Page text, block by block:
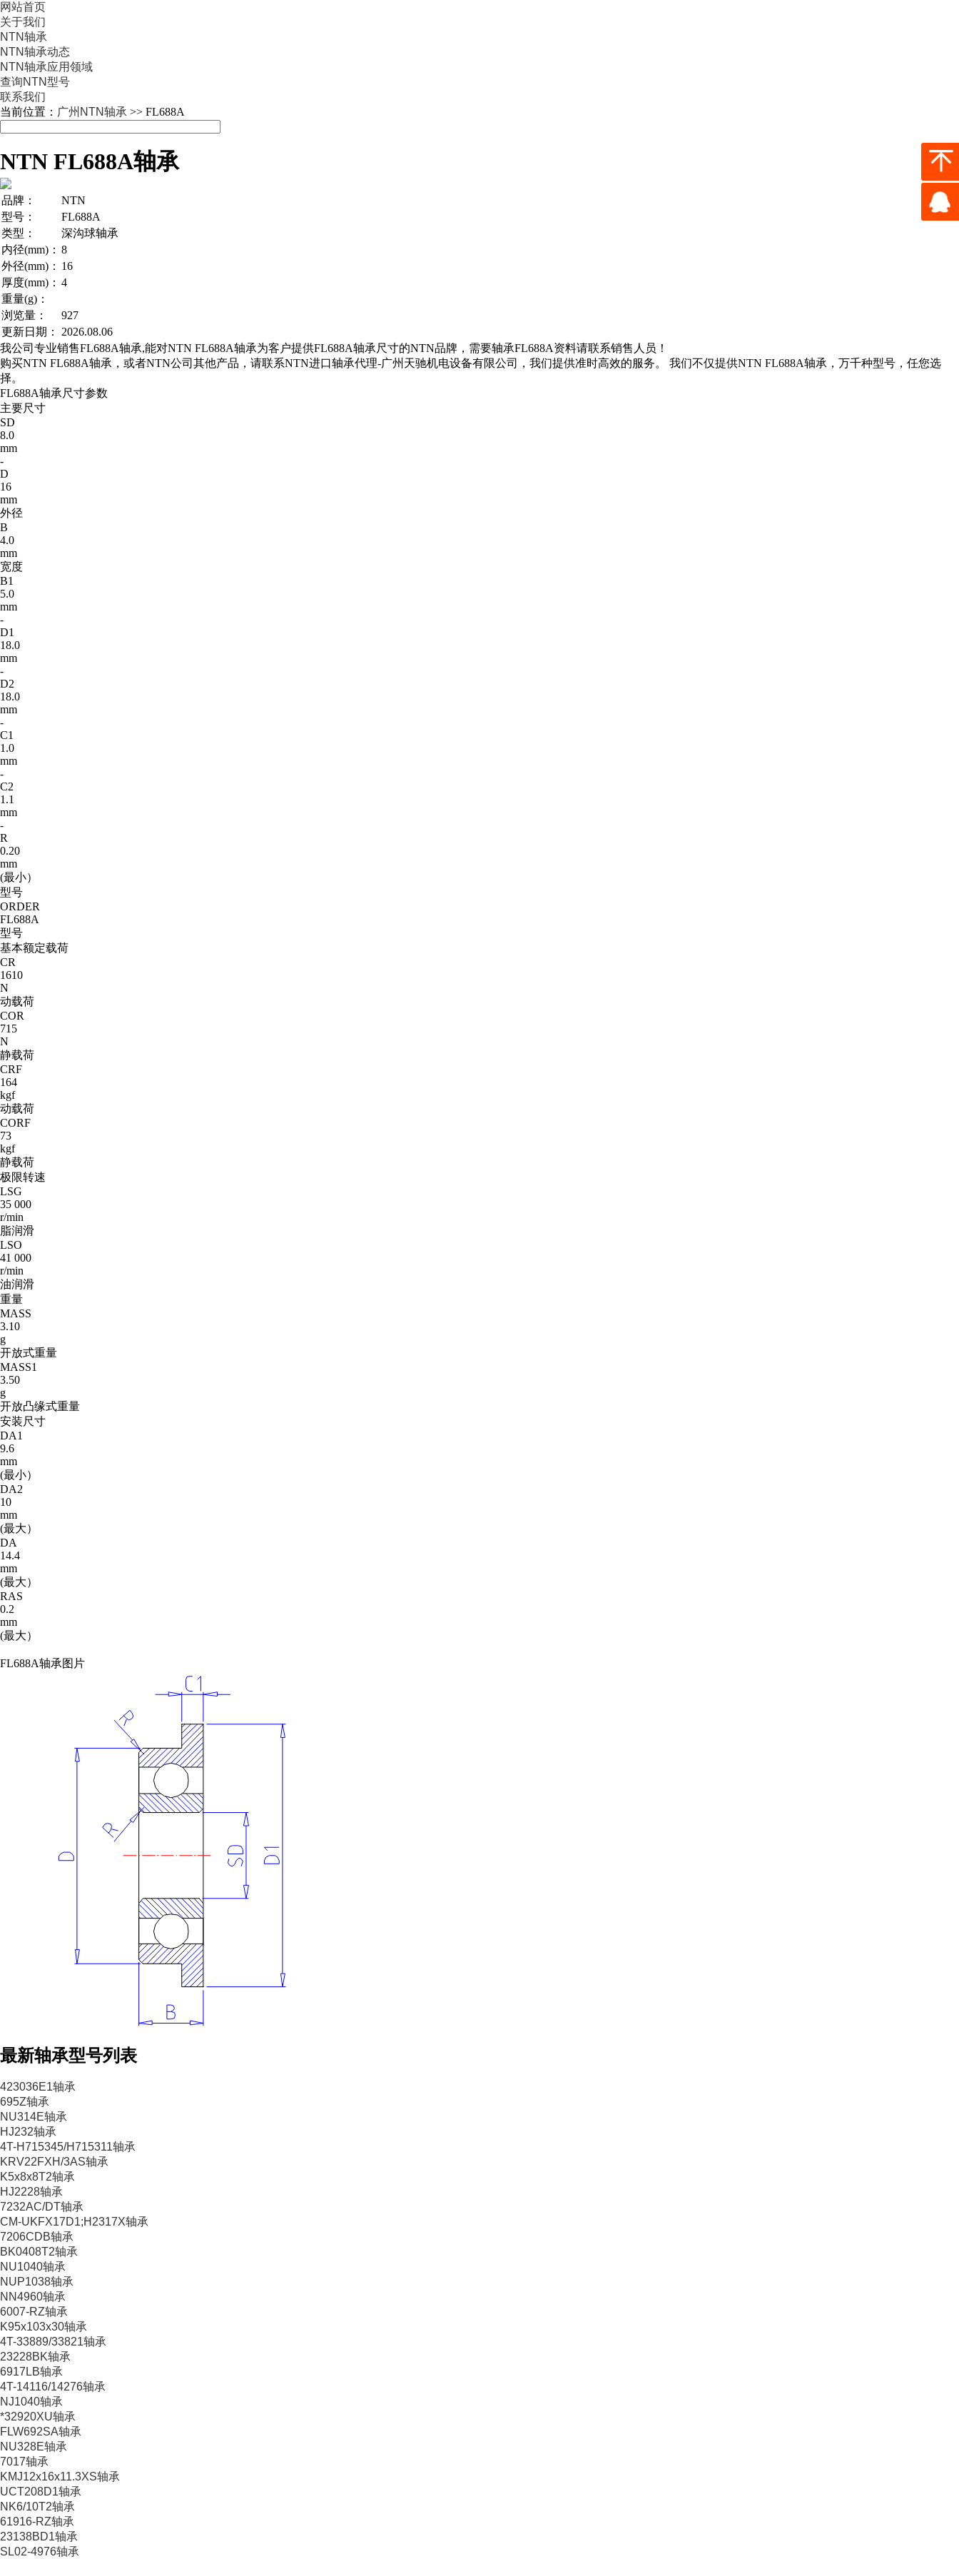
网站首页
关于我们
NTN轴承
NTN轴承动态
NTN轴承应用领域
查询NTN型号
联系我们
当前位置： 广州NTN轴承 >> FL688A
NTN FL688A轴承
品牌：
NTN
型号：
FL688A
类型：
深沟球轴承
内径(mm)： 8
外径(mm)： 16
厚度(mm)： 4
重量(g)：
浏览量：
927
更新日期：
2026.08.06
我公司专业销售FL688A轴承,能对NTN FL688A轴承为客户提供FL688A轴承尺寸的NTN品牌，需要轴承FL688A资料请联系销售人员！
购买NTN FL688A轴承，或者NTN公司其他产品，请联系NTN进口轴承代理-广州天驰机电设备有限公司，我们提供准时高效的服务。 我们不仅提供NTN FL688A轴承，万千种型号，任您选
择。
FL688A轴承尺寸参数
主要尺寸
SD
8.0
mm
-
D
16
mm
外径
B
4.0
mm
宽度
B1
5.0
mm
-
D1
18.0
mm
-
D2
18.0
mm
-
C1
1.0
mm
-
C2
1.1
mm
-
R
0.20
mm
(最小）
型号
ORDER
FL688A
型号
基本额定载荷
CR
1610
N
动载荷
COR
715
N
静载荷
CRF
164
kgf
动载荷
CORF
73
kgf
静载荷
极限转速
LSG
35 000
r/min
脂润滑
LSO
41 000
r/min
油润滑
重量
MASS
3.10
g
开放式重量
MASS1
3.50
g
开放凸缘式重量
安装尺寸
DA1
9.6
mm
(最小）
DA2
10
mm
(最大）
DA
14.4
mm
(最大）
RAS
0.2
mm
(最大）
FL688A轴承图片
最新轴承型号列表
423036E1轴承
695Z轴承
NU314E轴承
HJ232轴承
4T-H715345/H715311轴承
KRV22FXH/3AS轴承
K5x8x8T2轴承
HJ2228轴承
7232AC/DT轴承
CM-UKFX17D1;H2317X轴承
7206CDB轴承
BK0408T2轴承
NU1040轴承
NUP1038轴承
NN4960轴承
6007-RZ轴承
K95x103x30轴承
4T-33889/33821轴承
23228BK轴承
6917LB轴承
4T-14116/14276轴承
NJ1040轴承
*32920XU轴承
FLW692SA轴承
NU328E轴承
7017轴承
KMJ12x16x11.3XS轴承
UCT208D1轴承
NK6/10T2轴承
61916-RZ轴承
23138BD1轴承
SL02-4976轴承